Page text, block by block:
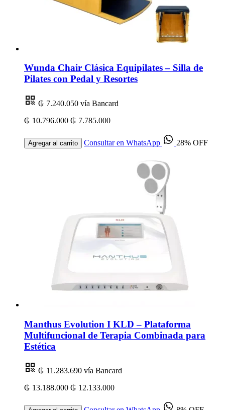
Wunda Chair Clásica Equipilates – Silla de
Pilates con Pedal y Resortes
₲ 7.240.050 vía Bancard
₲ 10.796.000 ₲ 7.785.000
Agregar al carrito Consultar en WhatsApp 28% OFF
Manthus Evolution I KLD – Plataforma
Multifuncional de Terapia Combinada para
Estética
₲ 11.283.690 vía Bancard
₲ 13.188.000 ₲ 12.133.000